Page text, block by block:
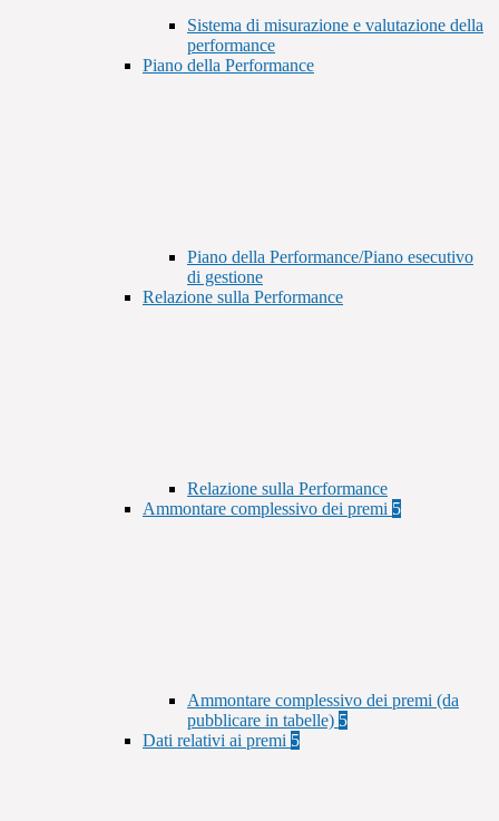
Sistema di misurazione e valutazione della
performance
Piano della Performance
Piano della Performance/Piano esecutivo
di gestione
Relazione sulla Performance
Relazione sulla Performance
Ammontare complessivo dei premi 5
Ammontare complessivo dei premi (da
pubblicare in tabelle) 5
Dati relativi ai premi 5